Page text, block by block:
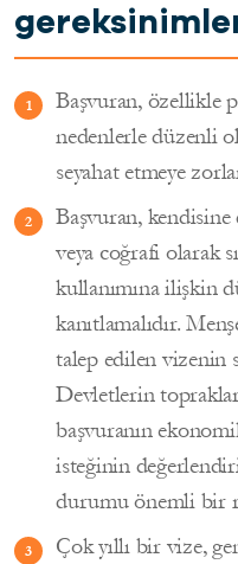
Başvuran, özellikle
nedenlerle düzenli
seyahat etmeye
Başvuran,
veya coğrafi olarak
kullanımına ilişkin
kanıtlamalıdır.
talep edilen vizenin
Devletlerin
başvuranın
isteğinin
durumu önemli bir
Çok yıllı bir vize,